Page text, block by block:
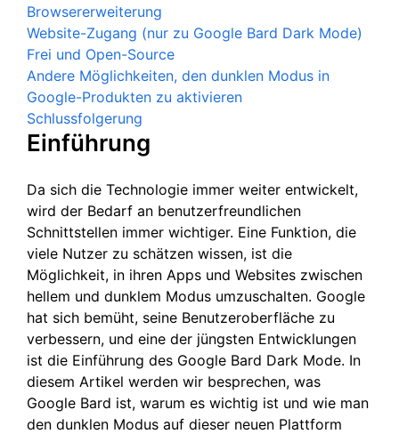
Browsererweiterung
Website-Zugang (nur zu Google Bard Dark Mode)
Frei und Open-Source
Andere Möglichkeiten, den dunklen Modus in
Google-Produkten zu aktivieren
Schlussfolgerung
Einführung
Da sich die Technologie immer weiter entwickelt,
wird der Bedarf an benutzerfreundlichen
Schnittstellen immer wichtiger. Eine Funktion, die
viele Nutzer zu schätzen wissen, ist die
Möglichkeit, in ihren Apps und Websites zwischen
hellem und dunklem Modus umzuschalten. Google
hat sich bemüht, seine Benutzeroberfläche zu
verbessern, und eine der jüngsten Entwicklungen
ist die Einführung des Google Bard Dark Mode. In
diesem Artikel werden wir besprechen, was
Google Bard ist, warum es wichtig ist und wie man
den dunklen Modus auf dieser neuen Plattform